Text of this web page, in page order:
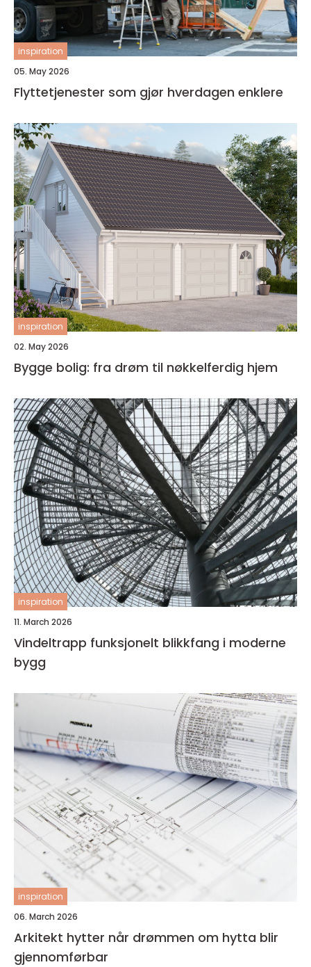
inspiration
05. May 2026
Flyttetjenester som gjør hverdagen enklere
inspiration
02. May 2026
Bygge bolig: fra drøm til nøkkelferdig hjem
inspiration
11. March 2026
Vindeltrapp funksjonelt blikkfang i moderne
bygg
inspiration
06. March 2026
Arkitekt hytter når drømmen om hytta blir
gjennomførbar